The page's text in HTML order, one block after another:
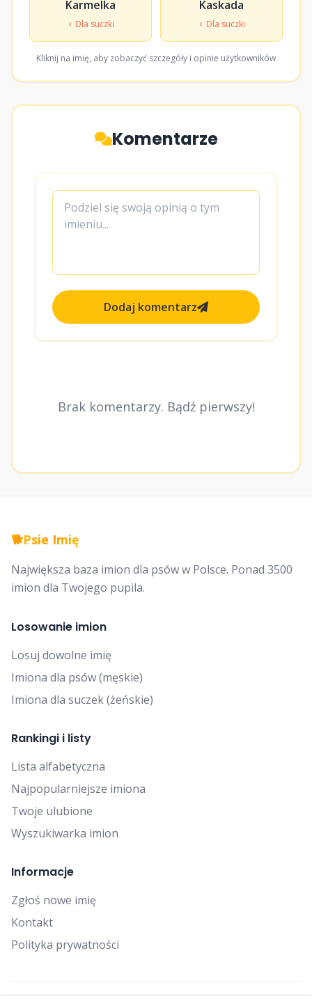
Karmelka
♀ Dla suczki
Kaskada
♀ Dla suczki
Kliknij na imię, aby zobaczyć szczegóły i opinie użytkowników
Komentarze
Dodaj komentarz
Brak komentarzy. Bądź pierwszy!
🐕Psie Imię
Największa baza imion dla psów w Polsce. Ponad 3500
imion dla Twojego pupila.
Losowanie imion
Losuj dowolne imię
Imiona dla psów (męskie)
Imiona dla suczek (żeńskie)
Rankingi i listy
Lista alfabetyczna
Najpopularniejsze imiona
Twoje ulubione
Wyszukiwarka imion
Informacje
Zgłoś nowe imię
Kontakt
Polityka prywatności